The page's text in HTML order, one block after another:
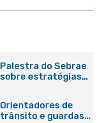
Palestra do Sebrae
sobre estratégias
Centro de Itaboraí
Orientadores de
trânsito e guardas